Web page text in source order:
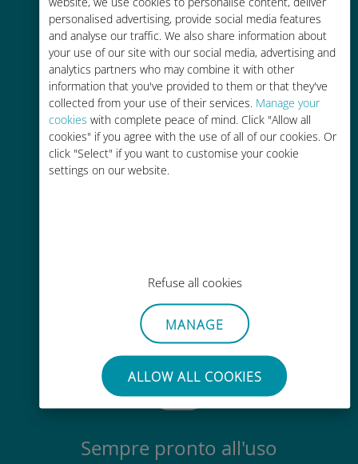
personalised advertising, provide social media features
and analyse our traffic. We also share information about
your use of our site with our social media, advertising and
analytics partners who may combine it with other
information that you've provided to them or that they've
collected from your use of their services. Manage your
cookies with complete peace of mind. Click "Allow all
cookies" if you agree with the use of all of our cookies. Or
click "Select" if you want to customise your cookie
settings on our website.
Refuse all cookies
MANAGE
ALLOW ALL COOKIES
operatore attuale
Ricarica facile
Ovunque tramite l'app Ubigi, anche
senza Wi-Fi o dati residui
Senza sforzo
Non è necessario rimuovere la
scheda SIM esistente
Sempre pronto all'uso